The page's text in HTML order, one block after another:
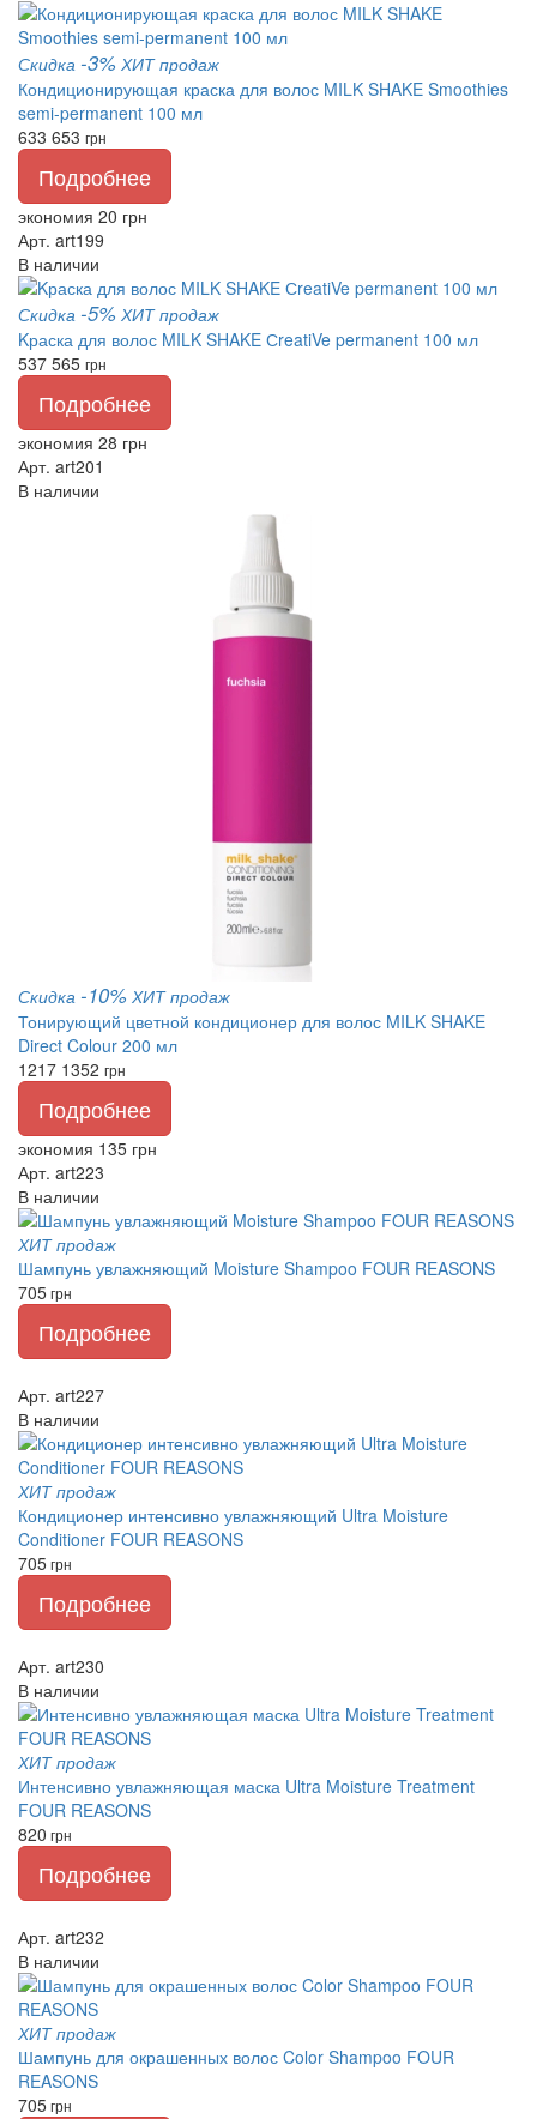
Скидка -3% ХИТ продаж
Кондиционирующая краска для волос MILK SHAKE Smoothies
semi-permanent 100 мл
633 653 грн
Подробнее
экономия 20 грн
Арт. art199
В наличии
Скидка -5% ХИТ продаж
Kраска для волос MILK SHAKE СreatiVe permanent 100 мл
537 565 грн
Подробнее
экономия 28 грн
Арт. art201
В наличии
Скидка -10% ХИТ продаж
Тонирующий цветной кондиционер для волос MILK SHAKE
Direct Colour 200 мл
1217 1352 грн
Подробнее
экономия 135 грн
Арт. art223
В наличии
ХИТ продаж
Шампунь увлажняющий Moisture Shampoo FOUR REASONS
705грн
Подробнее
Арт. art227
В наличии
ХИТ продаж
Кондиционер интенсивно увлажняющий Ultra Moisture
Conditioner FOUR REASONS
705грн
Подробнее
Арт. art230
В наличии
ХИТ продаж
Интенсивно увлажняющая маска Ultra Moisture Treatment
FOUR REASONS
820 грн
Подробнее
Арт. art232
В наличии
ХИТ продаж
Шампунь для окрашенных волос Color Shampoo FOUR
REASONS
705грн